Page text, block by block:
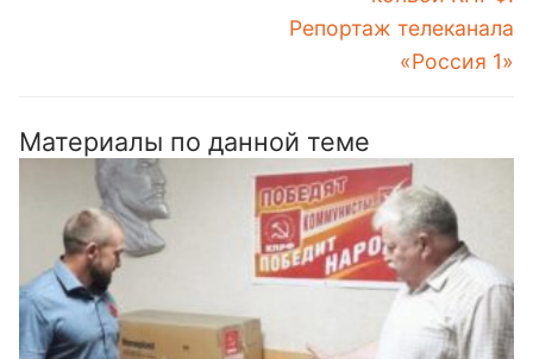
Репортаж телеканала
«Россия 1»
Материалы по данной теме